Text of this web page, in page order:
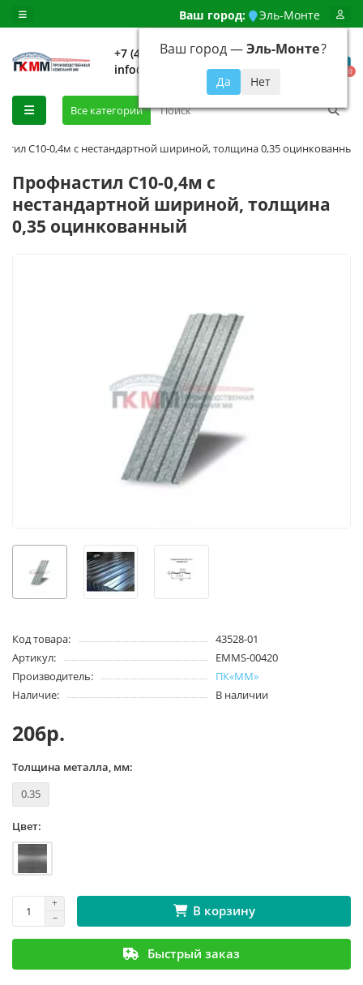
Ваш город: Эль-Монте
Ваш город —Эль-Монте?
+7 (499) 648-92-94
info@evroshtaketnikmoskva.ru
0
Все категории
С10-0,4м с нестандартной шириной, толщина 0,35 оцинкованный
Профнастил С10-0,4м с
нестандартной шириной, толщина
0,35 оцинкованный
Код товара:
43528-01
Артикул:
EMMS-00420
Производитель:
ПК«ММ»
Наличие:
В наличии
206р.
Толщина металла, мм:
0.35
Цвет:
В корзину
Быстрый заказ